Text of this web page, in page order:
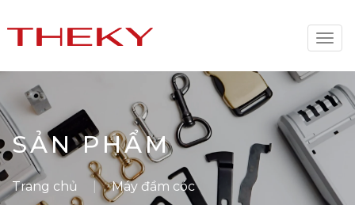
SẢN PHẨM
Trang chủ Máy đầm cóc